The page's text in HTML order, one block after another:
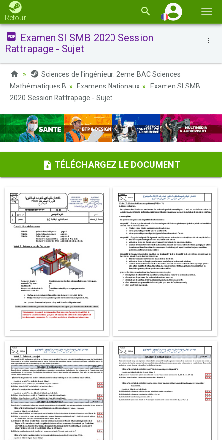
la
Retour
Examen SI SMB 2020 Session
Rattrapage - Sujet
Sciences de l'ingénieur: 2eme BAC Sciences
Mathématiques B
Examens Nationaux
Examen SI SMB
2020 Session Rattrapage - Sujet
TÉLÉCHARGEZ LE DOCUMENT